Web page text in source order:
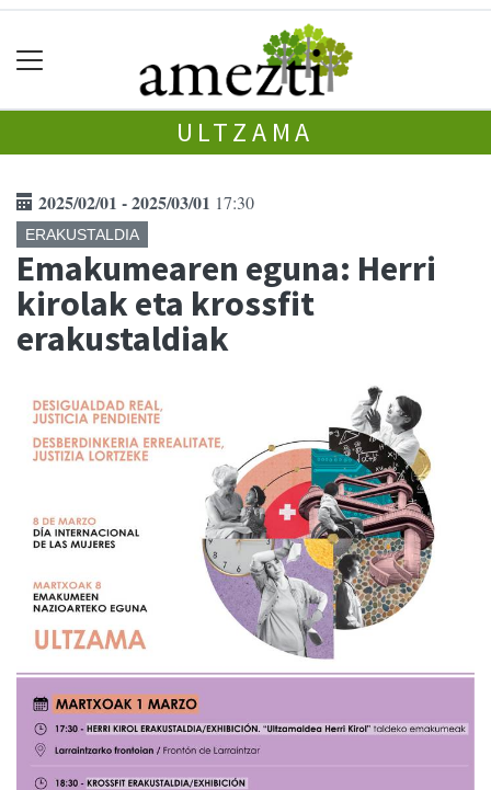
ULTZAMA
2025/02/01 - 2025/03/01 17:30
ERAKUSTALDIA
Emakumearen eguna: Herri
kirolak eta krossfit
erakustaldiak